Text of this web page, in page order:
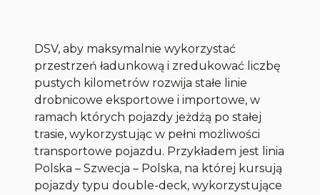
DSV, aby maksymalnie wykorzystać
przestrzeń ładunkową i zredukować liczbę
pustych kilometrów rozwija stałe linie
drobnicowe eksportowe i importowe, w
ramach których pojazdy jeżdżą po stałej
trasie, wykorzystując w pełni możliwości
transportowe pojazdu. Przykładem jest linia
Polska – Szwecja – Polska, na której kursują
pojazdy typu double-deck, wykorzystujące